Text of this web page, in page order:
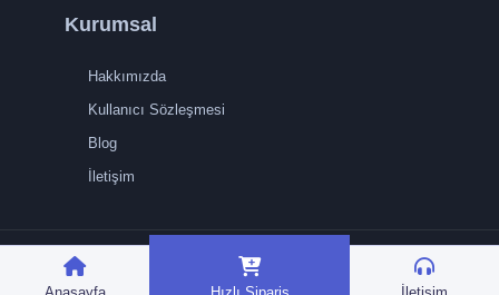
Kurumsal
Hakkımızda
Kullanıcı Sözleşmesi
Blog
İletişim
TRMedya 2026 © Tüm
hakları saklıdır.